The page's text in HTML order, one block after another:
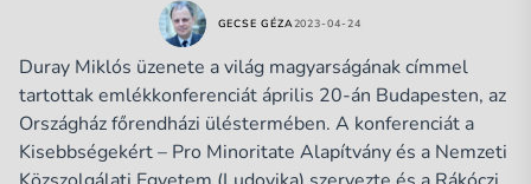
GECSE GÉZA2023-04-24
Duray Miklós üzenete a világ magyarságának címmel
tartottak emlékkonferenciát április 20-án Budapesten, az
Országház főrendházi üléstermében. A konferenciát a
Kisebbségekért – Pro Minoritate Alapítvány és a Nemzeti